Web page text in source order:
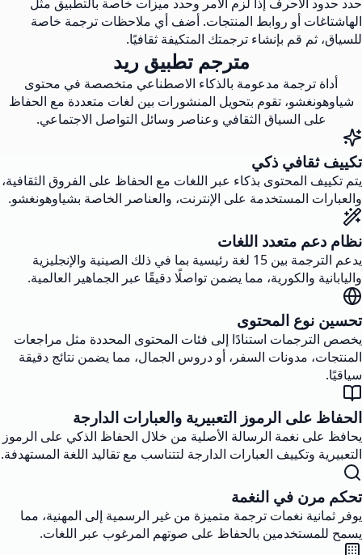
الهاشتاغات أو روابط المنتجات. أضف أي ملاحظات ترجمة خاصة
للسياق، ثم قم بإنشاء ترجمتك المتكيفة ثقافيًا.
مترجم تطبيق ريد
أداة ترجمة مدعومة بالذكاء الاصطناعي متخصصة في محتوى
شياوهونغشو، تقوم بتحويل المنشورات بين لغات متعددة مع الحفاظ
على السياق الثقافي وعناصر وسائل التواصل الاجتماعي.
تكييف ثقافي ذكي
يتم تكييف المحتوى بذكاء عبر اللغات مع الحفاظ على الفروق الثقافية،
والعبارات المستخدمة على الإنترنت، والعناصر الخاصة بشياوهونغشو.
نظام دعم متعدد اللغات
يدعم الترجمة بين 15 لغة رئيسية بما في ذلك الصينية والإنجليزية
واليابانية والكورية، مما يضمن تواصلًا دقيقًا عبر الجماهير العالمية.
تحسين نوع المحتوى
يخصص الترجمات استنادًا إلى فئات المحتوى المحددة مثل مراجعات
المنتجات، مدونات السفر، أو دروس الجمال، مما يضمن نتائج دقيقة
سياقيًا.
الحفاظ على الرموز التعبيرية والعبارات الدارجة
يحافظ على نغمة الرسالة الأصلية من خلال الحفاظ الذكي على الرموز
التعبيرية وتكييف العبارات الدارجة لتتناسب مع تقاليد اللغة المستهدفة.
تحكم مرن في النغمة
يوفر ثمانية نغمات ترجمة متميزة من غير الرسمية إلى المهنية، مما
يسمح للمستخدمين بالحفاظ على صوتهم المرغوب عبر اللغات.